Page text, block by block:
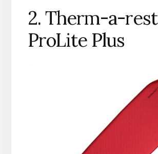
2. Therm-a-rest
ProLite Plus